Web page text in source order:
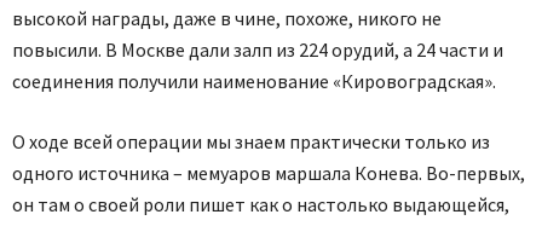
высокой награды, даже в чине, похоже, никого не
повысили. В Москве дали залп из 224 орудий, а 24 части и
соединения получили наименование «Кировоградская».
О ходе всей операции мы знаем практически только из
одного источника – мемуаров маршала Конева. Во-первых,
он там о своей роли пишет как о настолько выдающейся,